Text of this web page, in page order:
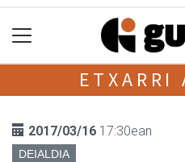
ETXARRI
2017/03/16 17:30ean
DEIALDIA